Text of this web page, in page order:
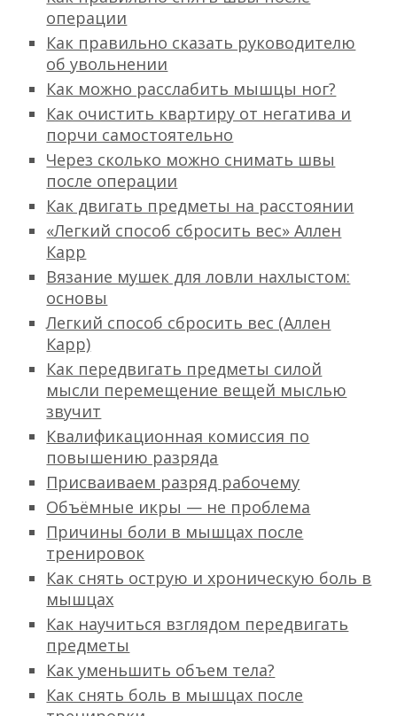
операции
Как правильно сказать руководителю
об увольнении
Как можно расслабить мышцы ног?
Как очистить квартиру от негатива и
порчи самостоятельно
Через сколько можно снимать швы
после операции
Как двигать предметы на расстоянии
«Легкий способ сбросить вес» Аллен
Карр
Вязание мушек для ловли нахлыстом:
основы
Легкий способ сбросить вес (Аллен
Карр)
Как передвигать предметы силой
мысли перемещение вещей мыслью
звучит
Квалификационная комиссия по
повышению разряда
Присваиваем разряд рабочему
Объёмные икры — не проблема
Причины боли в мышцах после
тренировок
Как снять острую и хроническую боль в
мышцах
Как научиться взглядом передвигать
предметы
Как уменьшить объем тела?
Как снять боль в мышцах после